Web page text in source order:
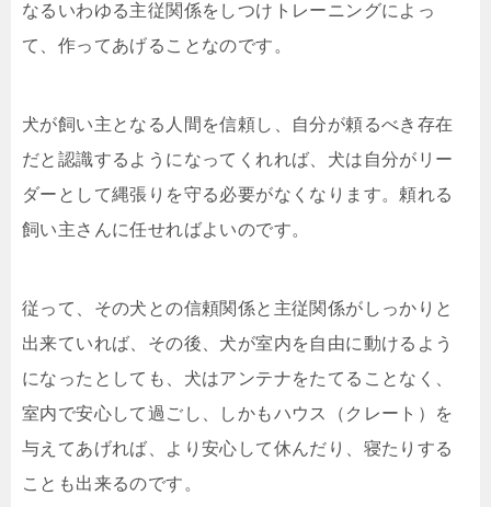
なるいわゆる主従関係をしつけトレーニングによっ
て、作ってあげることなのです。
犬が飼い主となる人間を信頼し、自分が頼るべき存在
だと認識するようになってくれれば、犬は自分がリー
ダーとして縄張りを守る必要がなくなります。頼れる
飼い主さんに任せればよいのです。
従って、その犬との信頼関係と主従関係がしっかりと
出来ていれば、その後、犬が室内を自由に動けるよう
になったとしても、犬はアンテナをたてることなく、
室内で安心して過ごし、しかもハウス（クレート）を
与えてあげれば、より安心して休んだり、寝たりする
ことも出来るのです。